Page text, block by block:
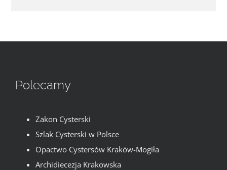
Polecamy
Zakon Cysterski
Szlak Cysterski w Polsce
Opactwo Cystersów Kraków-Mogiła
Archidiecezja Krakowska